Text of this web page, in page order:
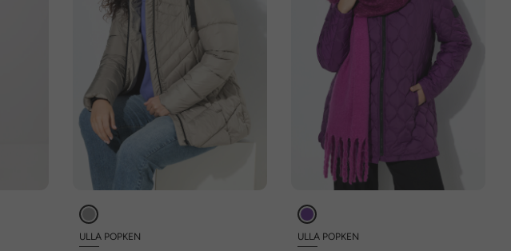
ULLA POPKEN ULLA POPKEN